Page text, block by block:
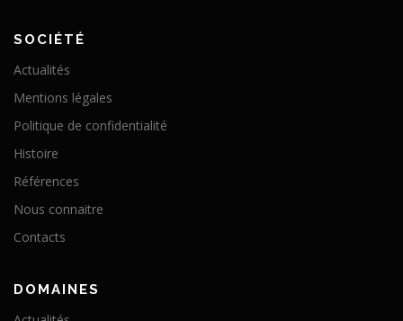
SOCIÉTÉ
Actualités
Mentions légales
Politique de confidentialité
Histoire
Références
Nous connaitre
Contacts
DOMAINES